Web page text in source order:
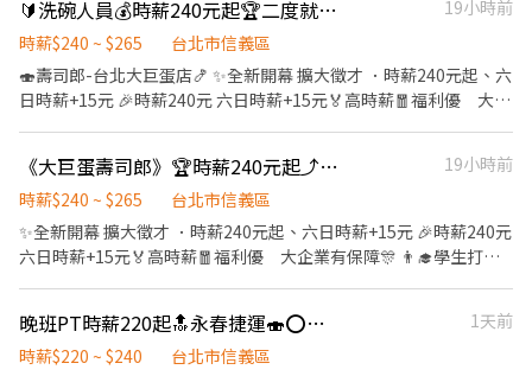
度，加班費為分鐘為單位計算，重視員工的辛勤付出 ▪計畫拓展全
台灣，讓更多人有機會品嚐美味平價壽司，致力成為頂尖品牌 ⭕基
本保障 ①加班費(以每分鐘為單位計算) ②勞保、健保、意外險 ③每
月提撥勞工退休新制6% ④特休／年假按照勞基法規定 ⑤颱風天出
勤津貼補助 ⑥員工店內用餐折扣 ⑦提供員工制服 ⑧任職一年後提供
免費健檢
座位區清潔整理 4. 收銀結帳，開店前準備及閉店整理作業 5. 完成主
管交付工作 ✅班別時段 早班：09:00~18:00 中班：12:00~21:00 晚
班：18:00~22:30或23:00 ※彈性排班可討論喔。週六與週日正常工
時出勤每小時再加5圓，國定假日除外。 ✅工作時段說明：依店鋪營
作經驗、對餐飲業有熱忱的您，加入三澧餐飲集團。 ---------------
----------------------------------------------------------- 『加入三
飲集團 HUMAX ASIA，屬於日本Wondertable餐飲集團在台分公
司。 深耕台灣多年的日本與義大利美食連鎖品牌，旗下六大連鎖餐
飲品牌包含， ★義式料理餐廳：BELLINI CAFFÈ、BELLINI Pasta
Pasta、MOLINO手工義大利麵 ★日式鍋物餐廳：Mo-Mo-Paradise
於各大百貨商場，並持續穩定發展中。 -----------------------------
🔰洗碗人員💰時薪240元起🏆二度就業🎉無經驗也可以🙋
19小時前
時薪$240 ~ $265
台北市信義區
🍣壽司郎-台北大巨蛋店🍤 ✨️全新開幕 擴大徵才 ．時薪240元起、六
日時薪+15元 🎉時薪240元 六日時薪+15元🏅高時薪🧧福利優 大企
鐘抵達店鋪🚶‍♂️ ⭕招募條件 ✅️良好職前教育訓練，無經驗者也可以加
入！！！ ✅️歡迎開學打工、假日兼職、二度就業、外籍學生、實習
簽約。 ✅️彈性排班：08:30~23:30(請於面試時與主管確認班表) ✅️不
管是平日早班、週末假日班、放學後打烊班皆有職缺，歡迎直接投
生日禮券！ ▪員工用餐優惠！ ▪不定期活動競賽獎金！ ▪一年4次
考核及調薪！！！ ▪加班費按每分鐘計算 ▪介紹親朋好友入職，期
《大巨蛋壽司郎》🏆時薪240元起⤴️無經驗也可以✨️福利優有保障🙌學生打工✅️二度就業
19小時前
時薪$240 ~ $265
台北市信義區
✨️全新開幕 擴大徵才 ．時薪240元起、六日時薪+15元 🎉時薪240元
六日時薪+15元🏅高時薪🧧福利優 大企業有保障🎊 👨‍🎓學生打工
入！！！ ✅️歡迎開學打工、假日兼職、二度就業、外籍學生、實習
簽約。 ✅️彈性排班：08:30~23:30(請於面試時與主管確認班表) ✅️不
晚班PT時薪220起🔝永春捷運🍣⭕【假日240】⭕無經驗可 ⭕日商
1天前
時薪$220 ~ $240
台北市信義區